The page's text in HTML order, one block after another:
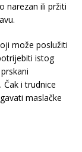
narezan ili pržiti
može poslužiti
istog
Čak i trudnice
maslačke